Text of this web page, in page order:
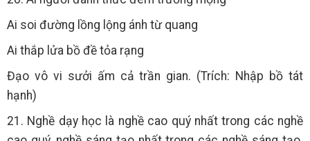
Ai soi đường lồng lộng ánh từ quang
Ai thắp lửa bồ đề tỏa rạng
Đạo vô vi sưởi ấm cả trần gian. (Trích: Nhập bồ tát
hạnh)
21. Nghề dạy học là nghề cao quý nhất trong các nghề